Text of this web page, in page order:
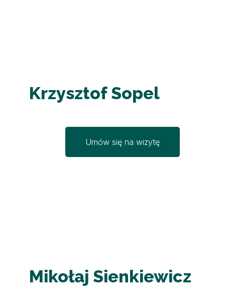
Krzysztof Sopel
Umów się na wizytę
Mikołaj Sienkiewicz